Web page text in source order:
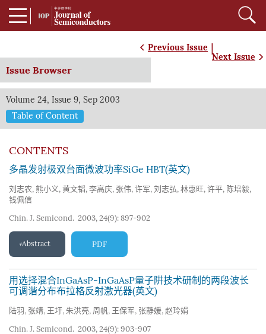
Previous Issue |
Next Issue
Issue Browser
Volume 24, Issue 9, Sep 2003
Table of Content
CONTENTS
多晶发射极双台面微波功率SiGe HBT(英文)
刘志农, 熊小义, 黄文韬, 李高庆, 张伟, 许军, 刘志弘, 林惠旺, 许平, 陈培毅,
钱佩信
Chin. J. Semicond. 2003, 24(9): 897-902
Abstract PDF
用选择混合InGaAsP-InGaAsP量子阱技术研制的两段波长
可调谐分布布拉格反射激光器(英文)
陆羽 , 张靖, 王圩, 朱洪亮, 周帆, 王保军, 张静媛, 赵玲娟
Chin. J. Semicond. 2003, 24(9): 903-907